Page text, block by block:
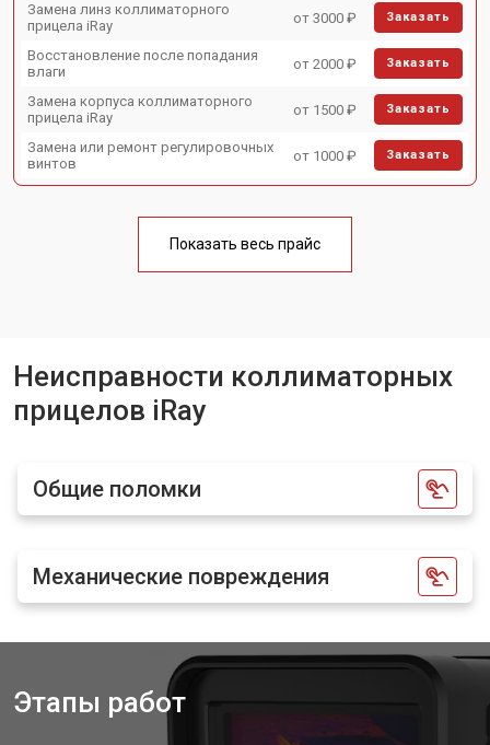
Замена линз коллиматорного
прицела iRay
от 3000 ₽ Заказать
Восстановление после попадания
влаги
от 2000 ₽ Заказать
Замена корпуса коллиматорного
прицела iRay
от 1500 ₽ Заказать
Замена или ремонт регулировочных
винтов
от 1000 ₽ Заказать
Показать весь прайс
Неисправности коллиматорных
прицелов iRay
Общие поломки
Механические повреждения
Этапы работ